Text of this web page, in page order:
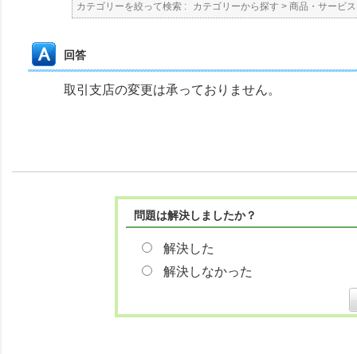
カテゴリーを絞って検索 : カテゴリーから探す > 商品・サービス
回答
取引支店の変更は承っておりません。
問題は解決しましたか？
解決した
解決しなかった